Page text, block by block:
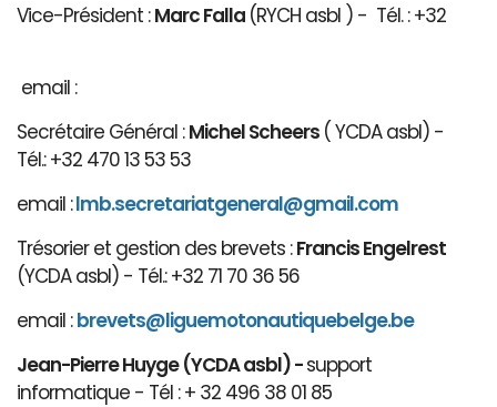
Vice-Président :Marc Falla (RYCH asbl ) - Tél. : +32
email :
Secrétaire Général :Michel Scheers ( YCDA asbl) -
Tél.: +32 470 13 53 53
email :lmb.secretariatgeneral@gmail.com
Trésorier et gestion des brevets :Francis Engelrest
(YCDA asbl) - Tél.: +32 71 70 36 56
email :brevets@liguemotonautiquebelge.be
Jean-Pierre Huyge (YCDA asbl) -support
informatique - Tél : + 32 496 38 01 85